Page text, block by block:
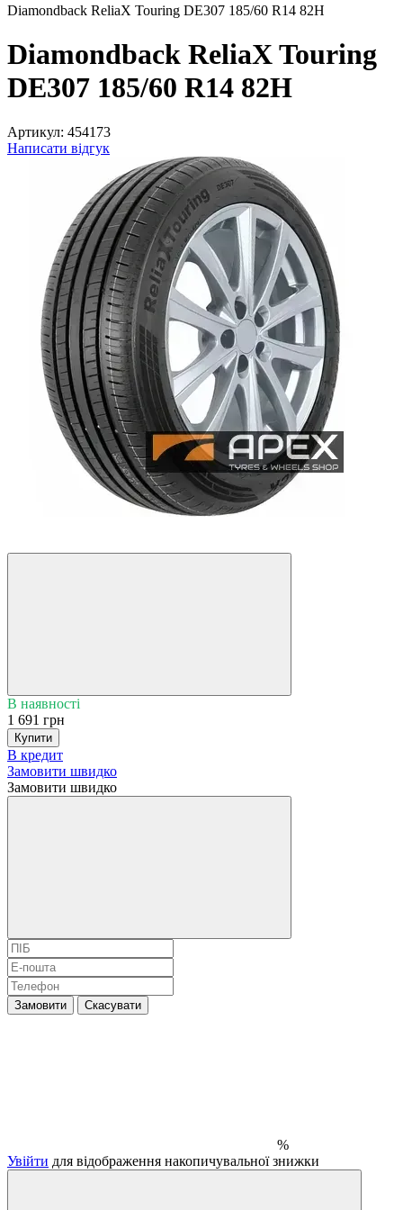
Diamondback ReliaX Touring DE307 185/60 R14 82H
Diamondback ReliaX Touring
DE307 185/60 R14 82H
Артикул: 454173
Написати відгук
В наявності
1 691 грн
Купити
В кредит
Замовити швидко
Замовити швидко
Замовити Скасувати
%
Увійти для відображення накопичувальної знижки